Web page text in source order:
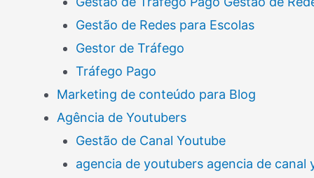
Gestão de Redes para Escolas
Gestor de Tráfego
Tráfego Pago
Marketing de conteúdo para Blog
Agência de Youtubers
Gestão de Canal Youtube
agencia de youtubers agencia de canal